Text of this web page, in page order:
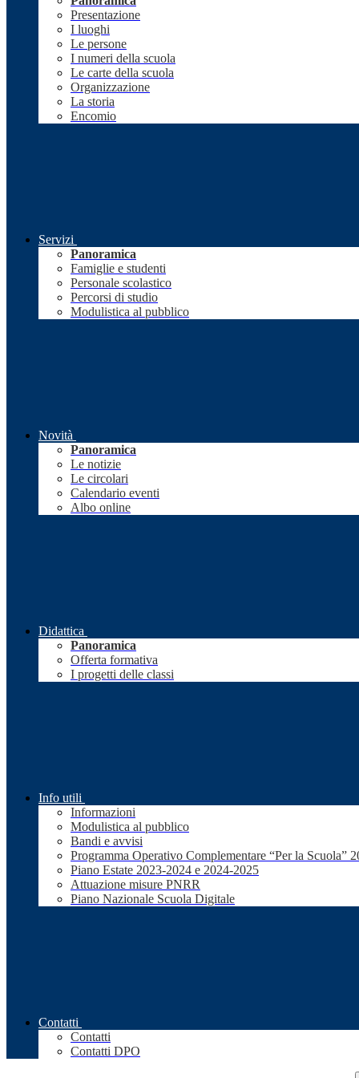
Presentazione
I luoghi
Le persone
I numeri della scuola
Le carte della scuola
Organizzazione
La storia
Encomio
Servizi
Panoramica
Famiglie e studenti
Personale scolastico
Percorsi di studio
Modulistica al pubblico
Novità
Panoramica
Le notizie
Le circolari
Calendario eventi
Albo online
Didattica
Panoramica
Offerta formativa
I progetti delle classi
Info utili
Informazioni
Modulistica al pubblico
Bandi e avvisi
Programma Operativo Complementare “Per la Scuola”
Piano Estate 2023-2024 e 2024-2025
Attuazione misure PNRR
Piano Nazionale Scuola Digitale
Contatti
Contatti
Contatti DPO